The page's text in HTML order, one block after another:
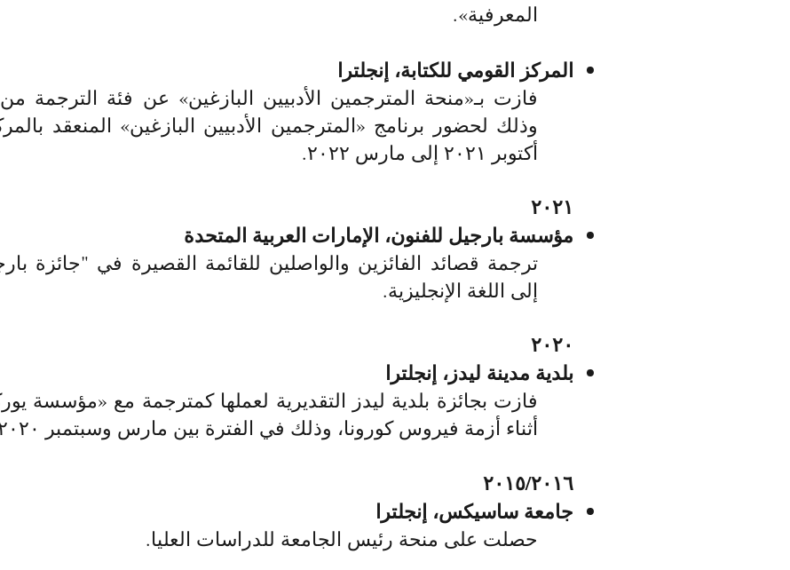
المعرفية».​​
المركز القومي للكتابة، إنجلترا
فازت بـ«منحة المترجمين الأدبيين البازغين» عن فئة الترجمة من
وذلك لحضور ​برنامج «المترجمين الأدبيين البازغين» المنعقد
أكتوبر ٢٠٢١ إلى مارس ٢٠٢٢.
٢٠٢١
مؤسسة بارجيل للفنون، الإمارات العربية المتحدة
إلى اللغة الإنجليزية.
٢٠٢٠​
بلدية مدينة ليدز، إنجلترا
فازت بجائزة بلدية ليدز التقديرية لعملها كمترجمة مع «مؤسسة
أثناء أزمة فيروس كورونا، وذلك في الفترة بين مارس وسبتمبر ٢٠٢٠.​
٢٠١٥/٢٠١٦
جامعة ساسيكس، إنجلترا
حصلت على منحة رئيس الجامعة للدراسات العليا.